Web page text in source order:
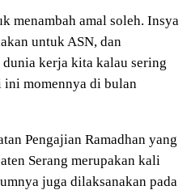
menambah amal soleh. Insya
untuk ASN, dan
kerja kita kalau sering
momennya di bulan
Pengajian Ramadhan yang
Serang merupakan kali
juga dilaksanakan pada